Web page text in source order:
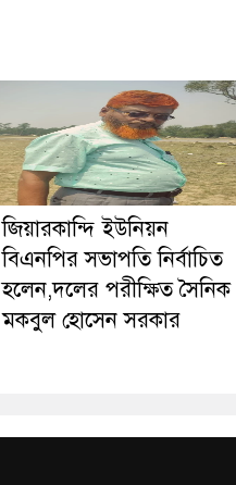
জিয়ারকান্দি ইউনিয়ন
বিএনপির সভাপতি নির্বাচিত
হলেন,দলের পরীক্ষিত সৈনিক
মকবুল হোসেন সরকার